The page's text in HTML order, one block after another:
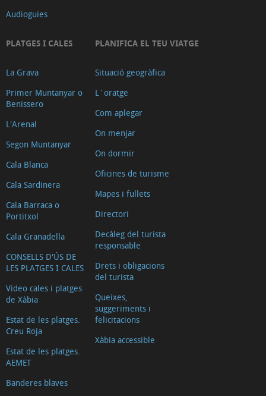
Audioguies
PLATGES I CALES
La Grava
Primer Muntanyar o
Benissero
L'Arenal
Segon Muntanyar
Cala Blanca
Cala Sardinera
Cala Barraca o
Portitxol
Cala Granadella
CONSELLS D'ÚS DE
LES PLATGES I CALES
Video cales i platges
de Xàbia
Estat de les platges.
Creu Roja
Estat de les platges.
AEMET
Banderes blaves
PLANIFICA EL TEU VIATGE
Situació geogràfica
L´oratge
Com aplegar
On menjar
On dormir
Oficines de turisme
Mapes i fullets
Directori
Decàleg del turista
responsable
Drets i obligacions
del turista
Queixes,
suggeriments i
felicitacions
Xàbia accessible